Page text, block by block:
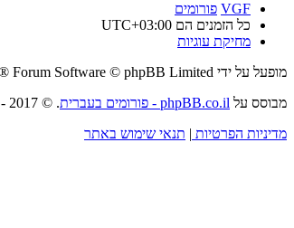
VGF פורומים
כל הזמנים הם UTC+03:00
מחיקת עוגיות
מופעל על ידי Forum Software © phpBB Limited
מבוסס על phpBB.co.il - פורומים בעברית
. © 2017 - phpBB.co.il.
מדיניות הפרטיות | תנאי שימוש באתר